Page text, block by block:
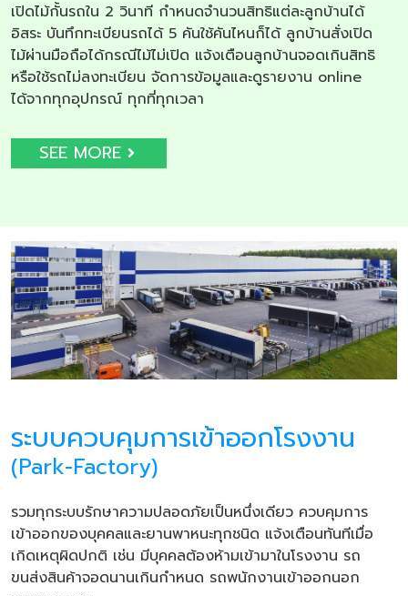
เปิดไม้กั้นรถใน 2 วินาที กำหนดจำนวนสิทธิแต่ละลูกบ้านได้
อิสระ บันทึกทะเบียนรถได้ 5 คันใช้คันไหนก็ได้ ลูกบ้านสั่งเปิด
ไม้ผ่านมือถือได้กรณีไม้ไม่เปิด แจ้งเตือนลูกบ้านจอดเกินสิทธิ
หรือใช้รถไม่ลงทะเบียน จัดการข้อมูลและดูรายงาน online
ได้จากทุกอุปกรณ์ ทุกที่ทุกเวลา
SEE MORE
ระบบควบคุมการเข้าออกโรงงาน
(Park-Factory)
รวมทุกระบบรักษาความปลอดภัยเป็นหนึ่งเดียว ควบคุมการ
เข้าออกของบุคคลและยานพาหนะทุกชนิด แจ้งเตือนทันทีเมื่อ
เกิดเหตุผิดปกติ เช่น มีบุคคลต้องห้ามเข้ามาในโรงงาน รถ
ขนส่งสินค้าจอดนานเกินกำหนด รถพนักงานเข้าออกนอก